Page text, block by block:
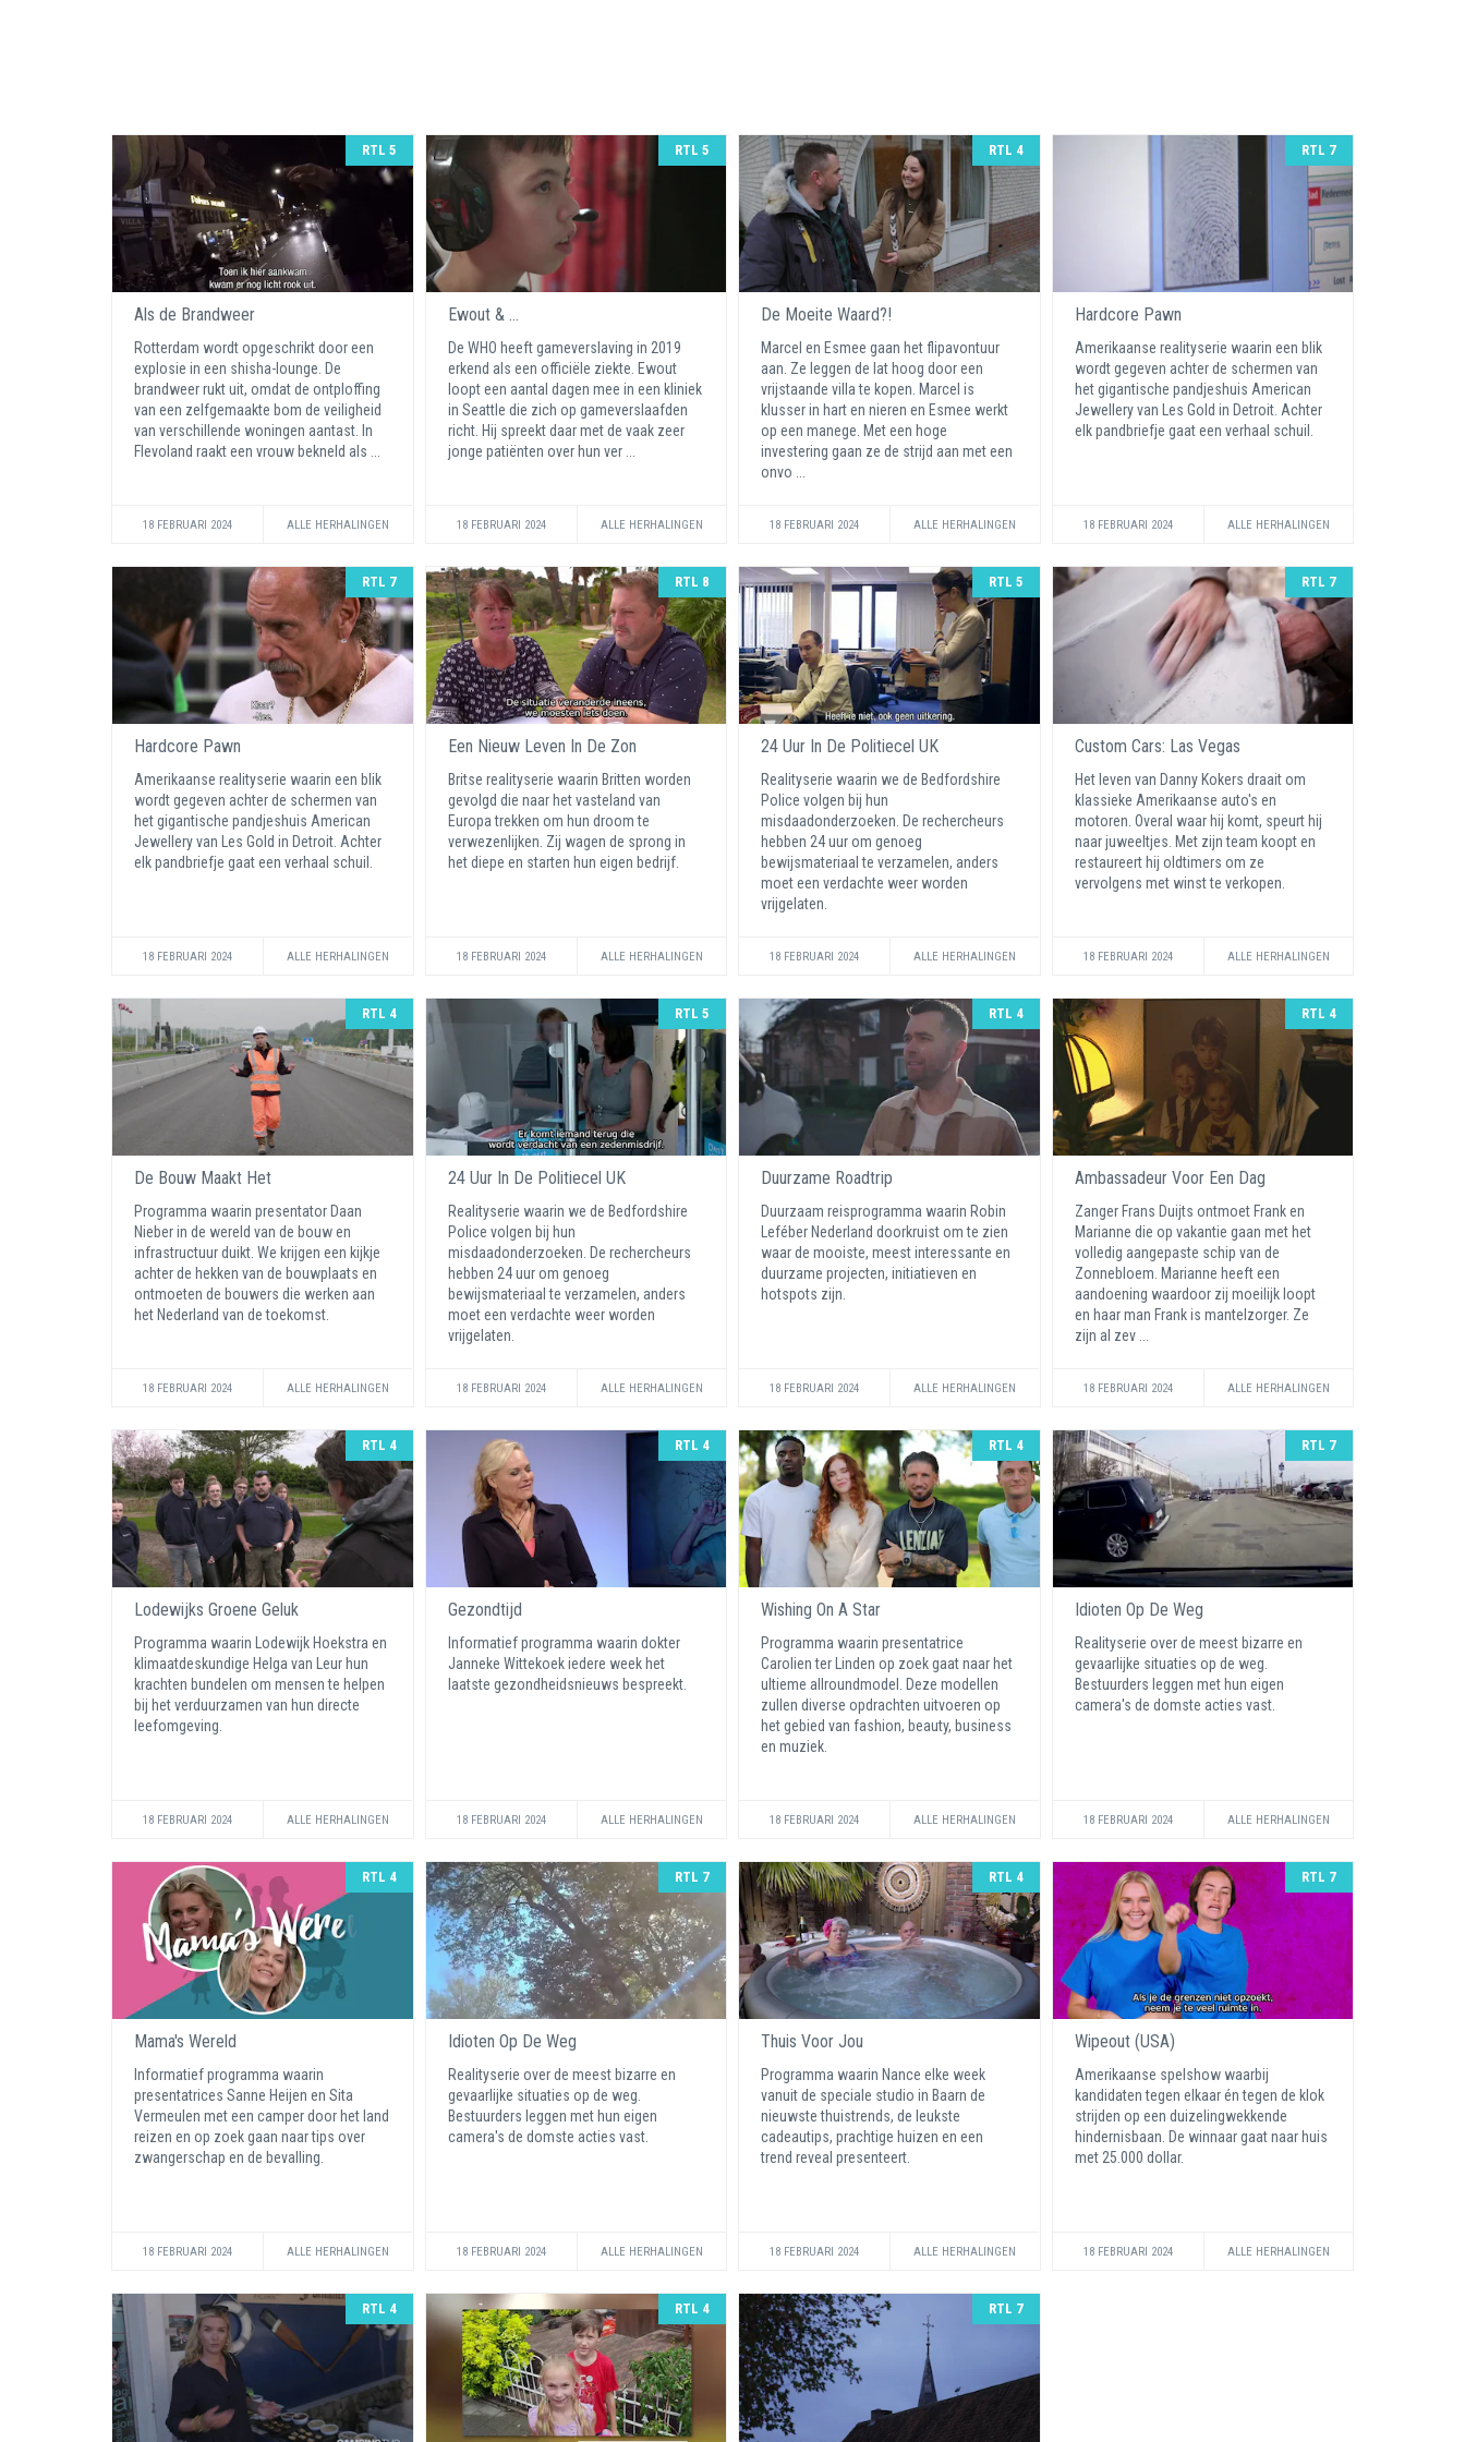
RTL 5
Als de Brandweer
Rotterdam wordt opgeschrikt door een
explosie in een shisha-lounge. De
brandweer rukt uit, omdat de ontploffing
van een zelfgemaakte bom de veiligheid
van verschillende woningen aantast. In
Flevoland raakt een vrouw bekneld als ...
18 FEBRUARI 2024 ALLE HERHALINGEN
RTL 5
Ewout & ...
De WHO heeft gameverslaving in 2019
erkend als een officiële ziekte. Ewout
loopt een aantal dagen mee in een kliniek
in Seattle die zich op gameverslaafden
richt. Hij spreekt daar met de vaak zeer
jonge patiënten over hun ver ...
18 FEBRUARI 2024 ALLE HERHALINGEN
RTL 4
De Moeite Waard?!
Marcel en Esmee gaan het flipavontuur
aan. Ze leggen de lat hoog door een
vrijstaande villa te kopen. Marcel is
klusser in hart en nieren en Esmee werkt
op een manege. Met een hoge
investering gaan ze de strijd aan met een
onvo ...
18 FEBRUARI 2024 ALLE HERHALINGEN
RTL 7
Hardcore Pawn
Amerikaanse realityserie waarin een blik
wordt gegeven achter de schermen van
het gigantische pandjeshuis American
Jewellery van Les Gold in Detroit. Achter
elk pandbriefje gaat een verhaal schuil.
18 FEBRUARI 2024 ALLE HERHALINGEN
RTL 7
Hardcore Pawn
Amerikaanse realityserie waarin een blik
wordt gegeven achter de schermen van
het gigantische pandjeshuis American
Jewellery van Les Gold in Detroit. Achter
elk pandbriefje gaat een verhaal schuil.
18 FEBRUARI 2024 ALLE HERHALINGEN
RTL 8
Een Nieuw Leven In De Zon
Britse realityserie waarin Britten worden
gevolgd die naar het vasteland van
Europa trekken om hun droom te
verwezenlijken. Zij wagen de sprong in
het diepe en starten hun eigen bedrijf.
18 FEBRUARI 2024 ALLE HERHALINGEN
RTL 5
24 Uur In De Politiecel UK
Realityserie waarin we de Bedfordshire
Police volgen bij hun
misdaadonderzoeken. De rechercheurs
hebben 24 uur om genoeg
bewijsmateriaal te verzamelen, anders
moet een verdachte weer worden
vrijgelaten.
18 FEBRUARI 2024 ALLE HERHALINGEN
RTL 7
Custom Cars: Las Vegas
Het leven van Danny Kokers draait om
klassieke Amerikaanse auto's en
motoren. Overal waar hij komt, speurt hij
naar juweeltjes. Met zijn team koopt en
restaureert hij oldtimers om ze
vervolgens met winst te verkopen.
18 FEBRUARI 2024 ALLE HERHALINGEN
RTL 4
De Bouw Maakt Het
Programma waarin presentator Daan
Nieber in de wereld van de bouw en
infrastructuur duikt. We krijgen een kijkje
achter de hekken van de bouwplaats en
ontmoeten de bouwers die werken aan
het Nederland van de toekomst.
18 FEBRUARI 2024 ALLE HERHALINGEN
RTL 5
24 Uur In De Politiecel UK
Realityserie waarin we de Bedfordshire
Police volgen bij hun
misdaadonderzoeken. De rechercheurs
hebben 24 uur om genoeg
bewijsmateriaal te verzamelen, anders
moet een verdachte weer worden
vrijgelaten.
18 FEBRUARI 2024 ALLE HERHALINGEN
RTL 4
Duurzame Roadtrip
Duurzaam reisprogramma waarin Robin
Leféber Nederland doorkruist om te zien
waar de mooiste, meest interessante en
duurzame projecten, initiatieven en
hotspots zijn.
18 FEBRUARI 2024 ALLE HERHALINGEN
RTL 4
Ambassadeur Voor Een Dag
Zanger Frans Duijts ontmoet Frank en
Marianne die op vakantie gaan met het
volledig aangepaste schip van de
Zonnebloem. Marianne heeft een
aandoening waardoor zij moeilijk loopt
en haar man Frank is mantelzorger. Ze
zijn al zev ...
18 FEBRUARI 2024 ALLE HERHALINGEN
RTL 4
Lodewijks Groene Geluk
Programma waarin Lodewijk Hoekstra en
klimaatdeskundige Helga van Leur hun
krachten bundelen om mensen te helpen
bij het verduurzamen van hun directe
leefomgeving.
18 FEBRUARI 2024 ALLE HERHALINGEN
RTL 4
Gezondtijd
Informatief programma waarin dokter
Janneke Wittekoek iedere week het
laatste gezondheidsnieuws bespreekt.
18 FEBRUARI 2024 ALLE HERHALINGEN
RTL 4
Wishing On A Star
Programma waarin presentatrice
Carolien ter Linden op zoek gaat naar het
ultieme allroundmodel. Deze modellen
zullen diverse opdrachten uitvoeren op
het gebied van fashion, beauty, business
en muziek.
18 FEBRUARI 2024 ALLE HERHALINGEN
RTL 7
Idioten Op De Weg
Realityserie over de meest bizarre en
gevaarlijke situaties op de weg.
Bestuurders leggen met hun eigen
camera's de domste acties vast.
18 FEBRUARI 2024 ALLE HERHALINGEN
RTL 4
Mama's Wereld
Informatief programma waarin
presentatrices Sanne Heijen en Sita
Vermeulen met een camper door het land
reizen en op zoek gaan naar tips over
zwangerschap en de bevalling.
18 FEBRUARI 2024 ALLE HERHALINGEN
RTL 7
Idioten Op De Weg
Realityserie over de meest bizarre en
gevaarlijke situaties op de weg.
Bestuurders leggen met hun eigen
camera's de domste acties vast.
18 FEBRUARI 2024 ALLE HERHALINGEN
RTL 4
Thuis Voor Jou
Programma waarin Nance elke week
vanuit de speciale studio in Baarn de
nieuwste thuistrends, de leukste
cadeautips, prachtige huizen en een
trend reveal presenteert.
18 FEBRUARI 2024 ALLE HERHALINGEN
RTL 7
Wipeout (USA)
Amerikaanse spelshow waarbij
kandidaten tegen elkaar én tegen de klok
strijden op een duizelingwekkende
hindernisbaan. De winnaar gaat naar huis
met 25.000 dollar.
18 FEBRUARI 2024 ALLE HERHALINGEN
RTL 4 RTL 4 RTL 7